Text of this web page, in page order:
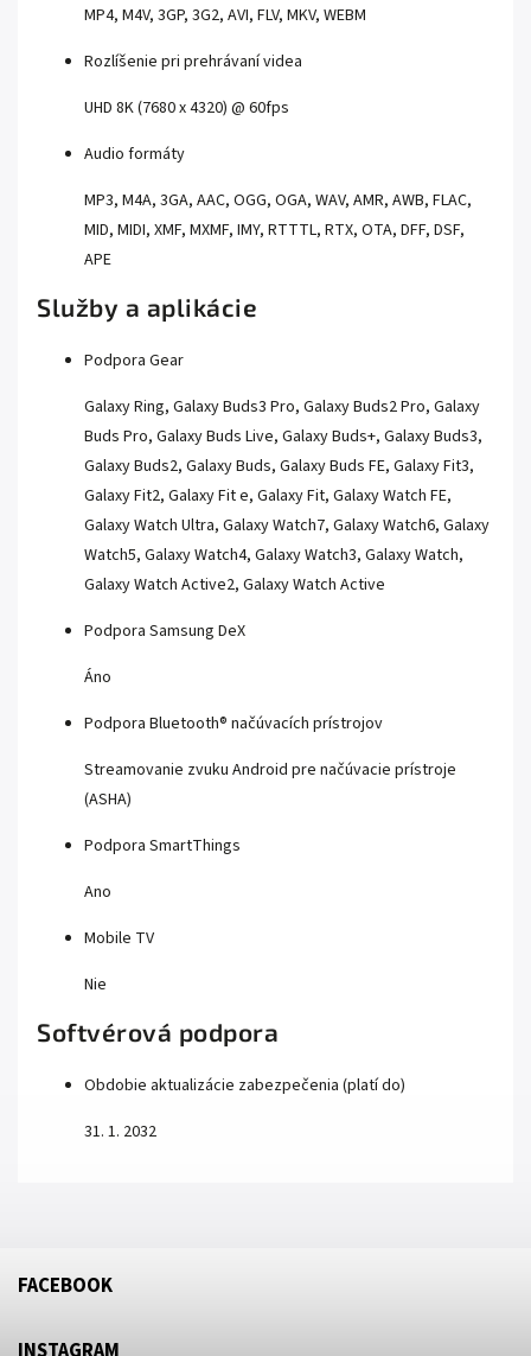
MP4, M4V, 3GP, 3G2, AVI, FLV, MKV, WEBM
Rozlíšenie pri prehrávaní videa
UHD 8K (7680 x 4320) @ 60fps
Audio formáty
MP3, M4A, 3GA, AAC, OGG, OGA, WAV, AMR, AWB, FLAC,
MID, MIDI, XMF, MXMF, IMY, RTTTL, RTX, OTA, DFF, DSF,
APE
Služby a aplikácie
Podpora Gear
Galaxy Ring, Galaxy Buds3 Pro, Galaxy Buds2 Pro, Galaxy
Buds Pro, Galaxy Buds Live, Galaxy Buds+, Galaxy Buds3,
Galaxy Buds2, Galaxy Buds, Galaxy Buds FE, Galaxy Fit3,
Galaxy Fit2, Galaxy Fit e, Galaxy Fit, Galaxy Watch FE,
Galaxy Watch Ultra, Galaxy Watch7, Galaxy Watch6, Galaxy
Watch5, Galaxy Watch4, Galaxy Watch3, Galaxy Watch,
Galaxy Watch Active2, Galaxy Watch Active
Podpora Samsung DeX
Áno
Podpora Bluetooth® načúvacích prístrojov
Streamovanie zvuku Android pre načúvacie prístroje
(ASHA)
Podpora SmartThings
Ano
Mobile TV
Nie
Softvérová podpora
Obdobie aktualizácie zabezpečenia (platí do)
31. 1. 2032
FACEBOOK